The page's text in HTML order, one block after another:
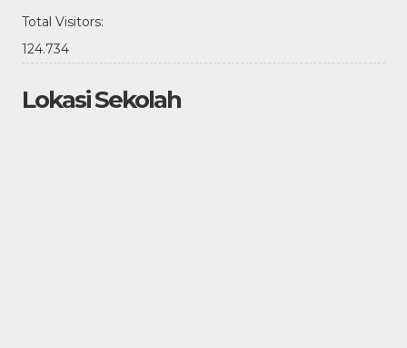
Total Visitors:
124.734
Lokasi Sekolah